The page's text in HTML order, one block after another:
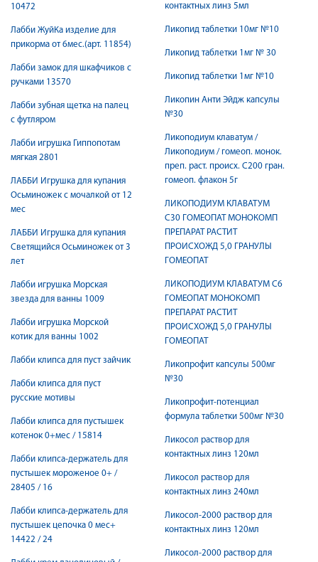
10472
Лабби ЖуйКа изделие для
прикорма от 6мес.(арт. 11854)
Лабби замок для шкафчиков с
ручками 13570
Лабби зубная щетка на палец
с футляром
Лабби игрушка Гиппопотам
мягкая 2801
ЛАББИ Игрушка для купания
Осьминожек с мочалкой от 12
мес
ЛАББИ Игрушка для купания
Светящийся Осьминожек от 3
лет
Лабби игрушка Морская
звезда для ванны 1009
Лабби игрушка Морской
котик для ванны 1002
Лабби клипса для пуст зайчик
Лабби клипса для пуст
русские мотивы
Лабби клипса для пустышек
котенок 0+мес / 15814
Лабби клипса-держатель для
пустышек мороженое 0+ /
28405 / 16
Лабби клипса-держатель для
пустышек цепочка 0 мес+
14422 / 24
контактных линз 5мл
Ликопид таблетки 10мг №10
Ликопид таблетки 1мг № 30
Ликопид таблетки 1мг №10
Ликопин Анти Эйдж капсулы
№30
Ликоподиум клаватум /
Ликоподиум / гомеоп. монок.
преп. раст. происх. С200 гран.
гомеоп. флакон 5г
ЛИКОПОДИУМ КЛАВАТУМ
C30 ГОМЕОПАТ МОНОКОМП
ПРЕПАРАТ РАСТИТ
ПРОИСХОЖД 5,0 ГРАНУЛЫ
ГОМЕОПАТ
ЛИКОПОДИУМ КЛАВАТУМ C6
ГОМЕОПАТ МОНОКОМП
ПРЕПАРАТ РАСТИТ
ПРОИСХОЖД 5,0 ГРАНУЛЫ
ГОМЕОПАТ
Ликопрофит капсулы 500мг
№30
Ликопрофит-потенциал
формула таблетки 500мг №30
Ликосол раствор для
контактных линз 120мл
Ликосол раствор для
контактных линз 240мл
Ликосол-2000 раствор для
контактных линз 120мл
Ликосол-2000 раствор для